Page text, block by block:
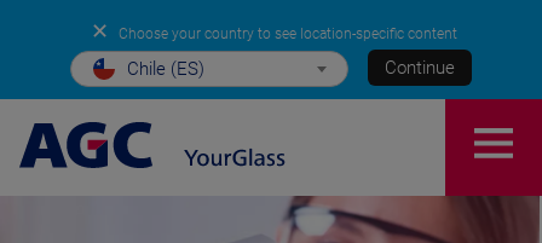
✕ Choose your country to see location-specific content
Chile (ES) Continue